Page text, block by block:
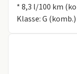
* 8,3 l/100 km
Klasse: G (komb.)